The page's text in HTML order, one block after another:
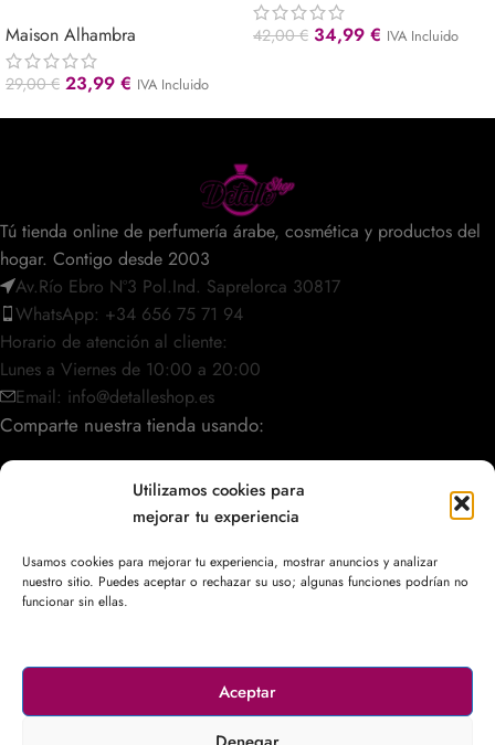
Utilizamos cookies para
mejorar tu experiencia
Usamos cookies para mejorar tu experiencia, mostrar anuncios y analizar
nuestro sitio. Puedes aceptar o rechazar su uso; algunas funciones podrían no
funcionar sin ellas.
Aceptar
Maison Alhambra
29,00€ 23,99 € IVA Incluido
42,00€ 34,99 € IVA Incluido
Tú tienda online de perfumería árabe, cosmética y productos del
hogar. Contigo desde 2003
Av.Río Ebro Nº3 Pol.Ind. Saprelorca 30817
WhatsApp: +34 656 75 71 94
Horario de atención al cliente:
Lunes a Viernes de 10:00 a 20:00
Email: info@detalleshop.es
Comparte nuestra tienda usando:
POLÍTICAS / INFORMACIÓN
ACCESO RÁPIDO
© 2003–2026DetalleShop. Todos los derechos reservados.